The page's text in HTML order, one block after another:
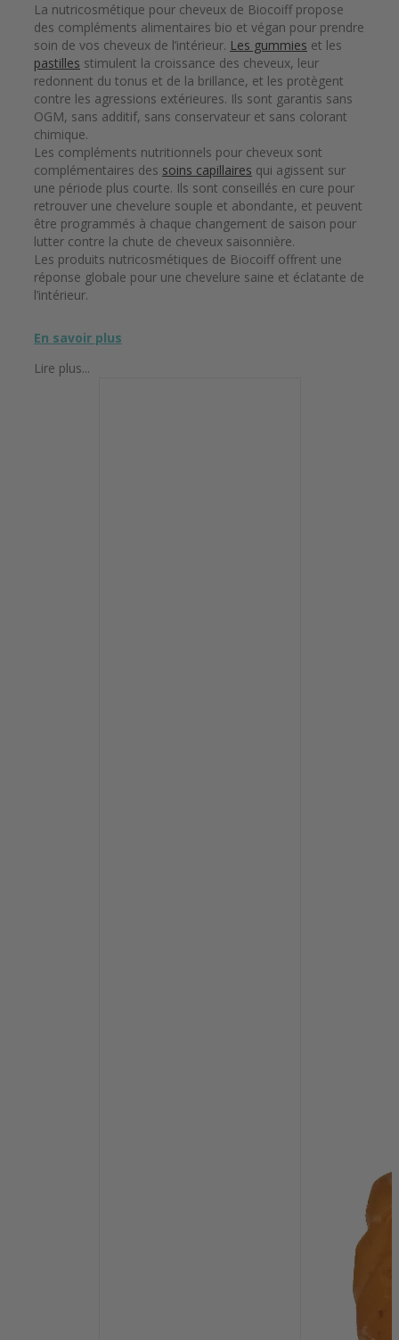
La nutricosmétique pour cheveux de Biocoiff propose
des compléments alimentaires bio et végan pour prendre
soin de vos cheveux de l’intérieur. Les gummies et les
pastilles stimulent la croissance des cheveux, leur
redonnent du tonus et de la brillance, et les protègent
contre les agressions extérieures. Ils sont garantis sans
OGM, sans additif, sans conservateur et sans colorant
chimique.
Les compléments nutritionnels pour cheveux sont
complémentaires des soins capillaires qui agissent sur
une période plus courte. Ils sont conseillés en cure pour
retrouver une chevelure souple et abondante, et peuvent
être programmés à chaque changement de saison pour
lutter contre la chute de cheveux saisonnière.
Les produits nutricosmétiques de Biocoiff offrent une
réponse globale pour une chevelure saine et éclatante de
l’intérieur.
En savoir plus
Lire plus...